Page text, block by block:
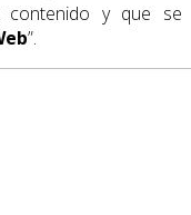
contenido y que se
”.